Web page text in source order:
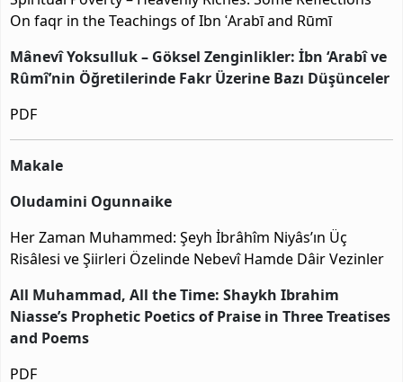
On faqr in the Teachings of Ibn ʿArabī and Rūmī
Mânevî Yoksulluk – Göksel Zenginlikler: İbn ‘Arabî ve
Rûmî’nin Öğretilerinde Fakr Üzerine Bazı Düşünceler
PDF
Makale
Oludamini Ogunnaike
Her Zaman Muhammed: Şeyh İbrâhîm Niyâs’ın Üç
Risâlesi ve Şiirleri Özelinde Nebevî Hamde Dâir Vezinler
All Muhammad, All the Time: Shaykh Ibrahim
Niasse’s Prophetic Poetics of Praise in Three Treatises
and Poems
PDF